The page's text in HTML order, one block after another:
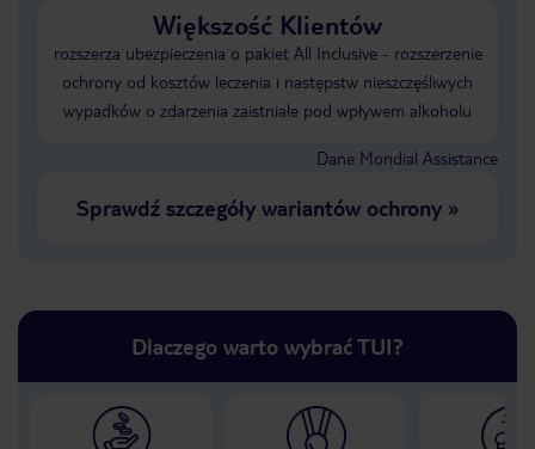
Większość Klientów
rozszerza ubezpieczenia o pakiet All Inclusive - rozszerzenie
ochrony od kosztów leczenia i następstw nieszczęśliwych
wypadków o zdarzenia zaistniałe pod wpływem alkoholu
Dane Mondial Assistance
Sprawdź szczegóły wariantów ochrony»
Dlaczego warto wybrać TUI?